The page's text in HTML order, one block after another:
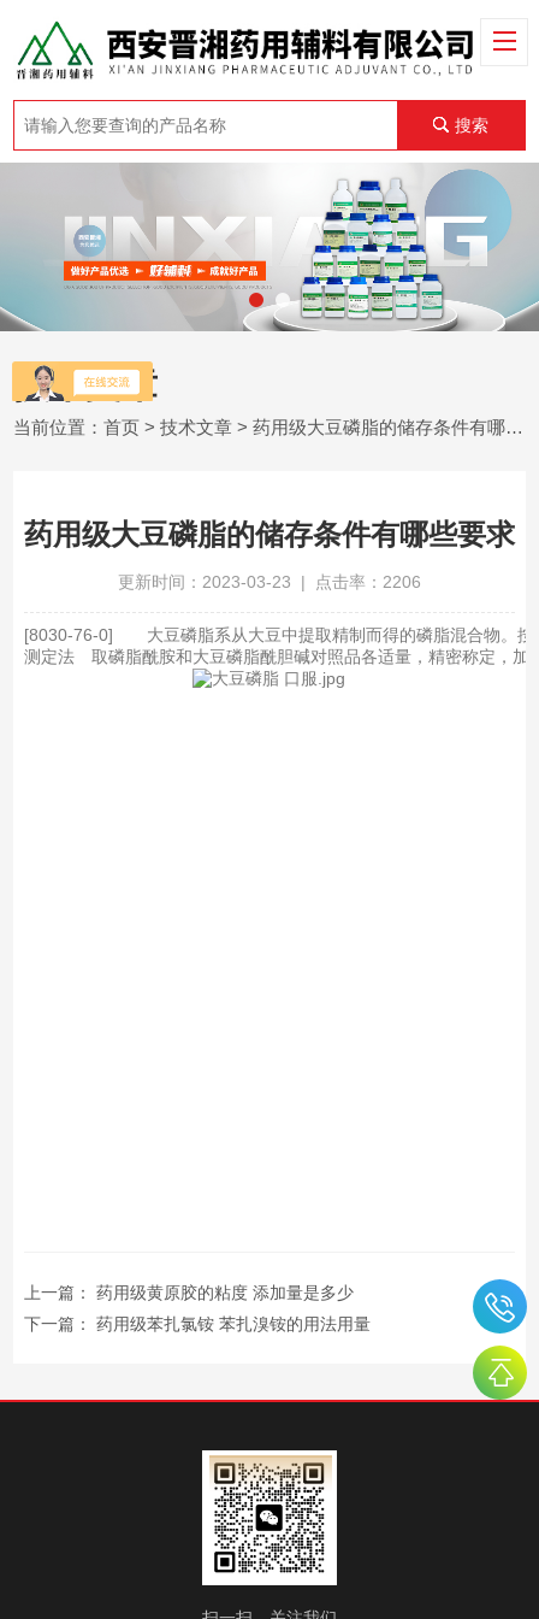
搜索
技术文章
当前位置：首页 >技术文章 > 药用级大豆磷脂的储存条件有哪些要求
药用级大豆磷脂的储存条件有哪些要求
更新时间：2023-03-23 | 点击率：2206
[8030-76-0]　　大豆磷脂系从大豆中提取精制而得的磷脂混合物。
测定法　取磷脂酰胺和大豆磷脂酰胆碱对照品各适量，精密称定，
上一篇： 药用级黄原胶的粘度 添加量是多少
下一篇： 药用级苯扎氯铵 苯扎溴铵的用法用量